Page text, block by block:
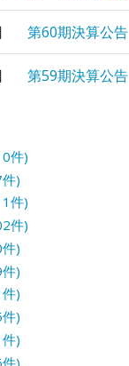
第60期決算公告
第59期決算公告
件)
)
件)
件)
)
)
)
)
)
)